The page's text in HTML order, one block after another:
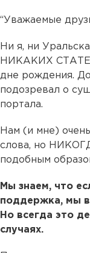
“Уважаемые
Ни я, ни
НИКАКИХ
дне рождения.
подозревал о
портала.
Нам (и мне)
слова, но
подобным
Мы знаем, что
поддержка, мы
Но всегда это
случаях.